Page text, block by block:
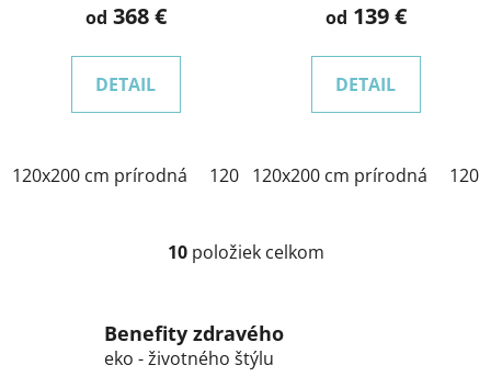
od 368 €
DETAIL
120x200 cm prírodná 120x200 cm morenie dub
od 139 €
DETAIL
120x200 cm prírodná
O
á
d
10položiek celkom
Benefity zdravého
eko - životného štýlu